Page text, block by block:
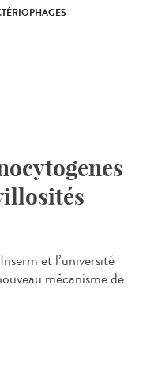
et l’université
mécanisme de